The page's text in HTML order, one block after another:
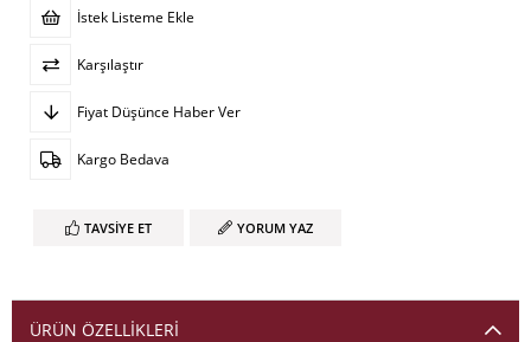
İstek Listeme Ekle
Karşılaştır
Fiyat Düşünce Haber Ver
Kargo Bedava
TAVSIYE ET YORUM YAZ
ÜRÜN ÖZELLIKLERI